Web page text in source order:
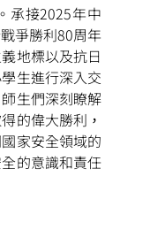
承接2025年中
爭勝利80周年
地標以及抗日
生進行深入交
生們深刻瞭解
的偉大勝利，
家安全領域的
的意識和責任